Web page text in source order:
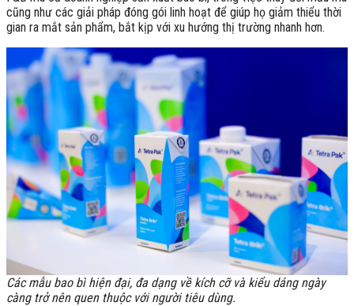
cũng như các giải pháp đóng gói linh hoạt để giúp họ giảm thiểu thời
gian ra mắt sản phẩm, bắt kịp với xu hướng thị trường nhanh hơn.
Các mẫu bao bì hiện đại, đa dạng về kích cỡ và kiểu dáng ngày
càng trở nên quen thuộc với người tiêu dùng.